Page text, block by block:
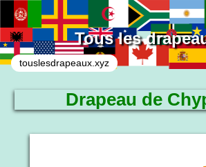
Tous les
touslesdrapeaux.xyz
Drapeau de
Le drapeau national